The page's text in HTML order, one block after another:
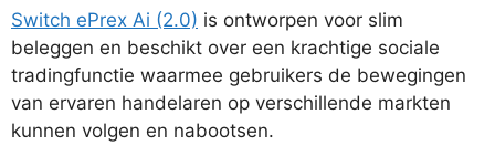
Switch ePrex Ai (2.0) is ontworpen voor slim
beleggen en beschikt over een krachtige sociale
tradingfunctie waarmee gebruikers de bewegingen
van ervaren handelaren op verschillende markten
kunnen volgen en nabootsen.